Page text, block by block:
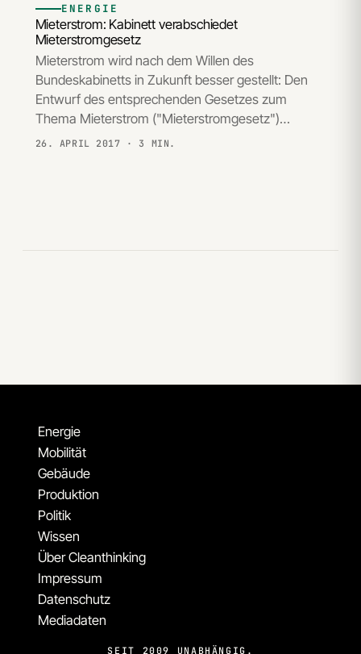
ENERGIE
Mieterstrom: Kabinett verabschiedet
Mieterstromgesetz
Mieterstrom wird nach dem Willen des
Bundeskabinetts in Zukunft besser gestellt: Den
Entwurf des entsprechenden Gesetzes zum
Thema Mieterstrom ("Mieterstromgesetz")…
26. APRIL 2017 · 3 MIN.
Energie
Mobilität
Gebäude
Produktion
Politik
Wissen
Über Cleanthinking
Impressum
Datenschutz
Mediadaten
SEIT 2009 UNABHÄNGIG.